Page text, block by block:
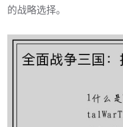
的战略选择。